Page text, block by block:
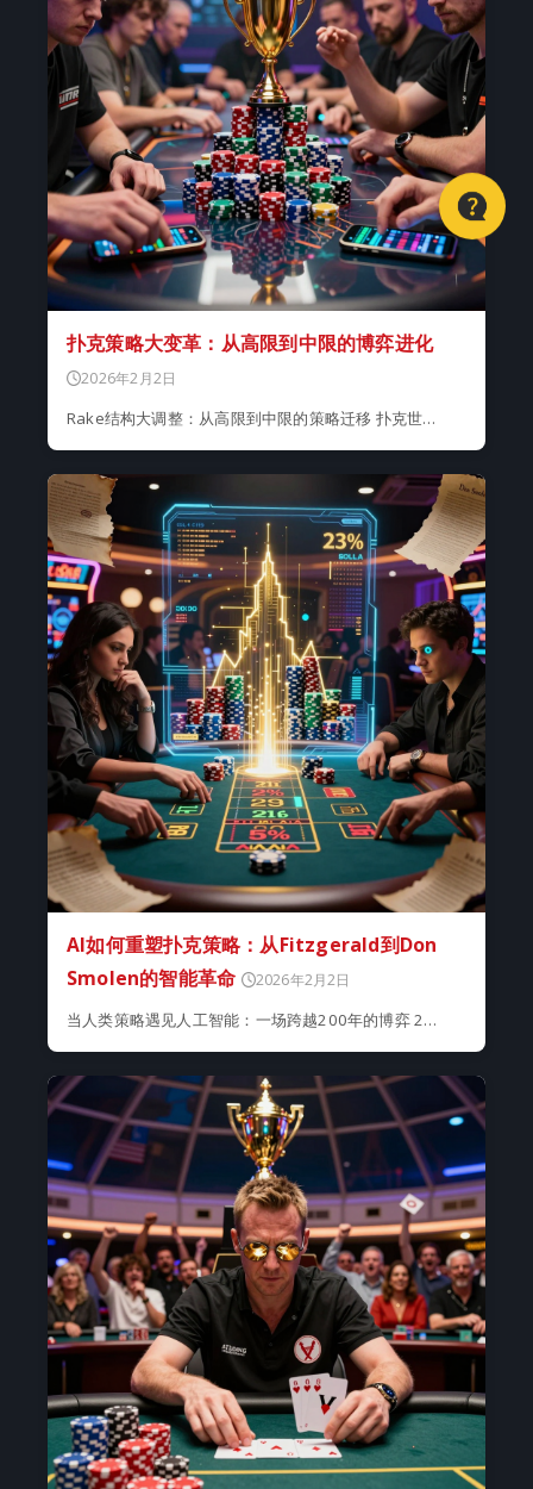
扑克策略大变革：从高限到中限的博弈进化
2026年2月2日
Rake结构大调整：从高限到中限的策略迁移 扑克世…
AI如何重塑扑克策略：从Fitzgerald到Don
Smolen的智能革命
2026年2月2日
当人类策略遇见人工智能：一场跨越200年的博弈 2…